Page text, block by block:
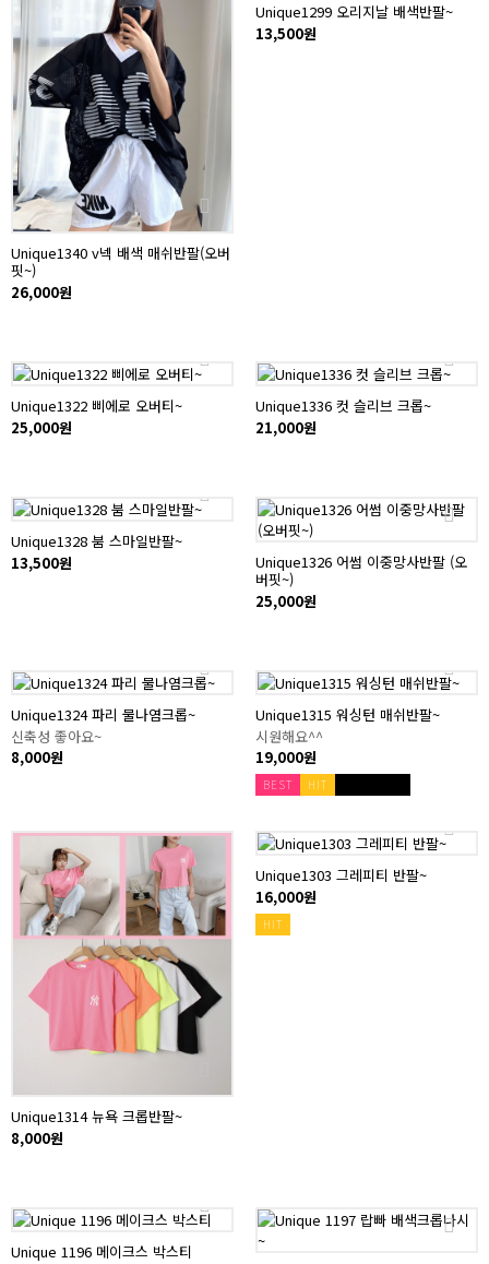
Unique1340 v넥 배색 매쉬반팔(오버
핏~)
26,000원
Unique1299 오리지날 배색반팔~
13,500원
Unique1322 삐에로 오버티~
25,000원
Unique1336 컷 슬리브 크롭~
21,000원
Unique1328 붐 스마일반팔~
13,500원
Unique1326 어썸 이중망사반팔 (오
버핏~)
25,000원
Unique1324 파리 물나염크롭~
신축성 좋아요~
8,000원
Unique1315 워싱턴 매쉬반팔~
시원해요^^
19,000원
BEST HIT
Unique1314 뉴욕 크롭반팔~
8,000원
Unique1303 그레피티 반팔~
16,000원
HIT
Unique 1196 메이크스 박스티